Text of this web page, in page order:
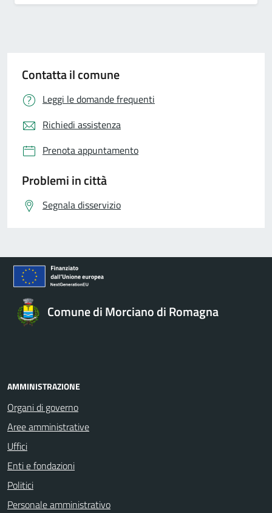
Contatta il comune
Leggi le domande frequenti
Richiedi assistenza
Prenota appuntamento
Problemi in città
Segnala disservizio
Comune di Morciano di Romagna
AMMINISTRAZIONE
Organi di governo
Aree amministrative
Uffici
Enti e fondazioni
Politici
Personale amministrativo